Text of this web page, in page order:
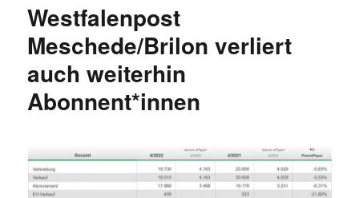
Westfalenpost
Meschede/Brilon verliert
auch weiterhin
Abonnent*innen